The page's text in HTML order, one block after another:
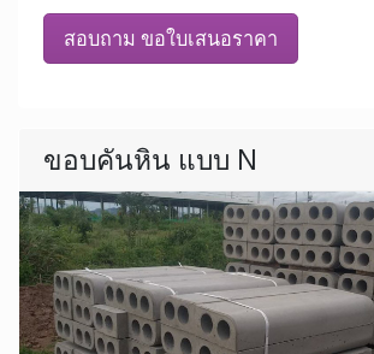
สอบถาม ขอใบเสนอราคา
ขอบคันหิน แบบ N